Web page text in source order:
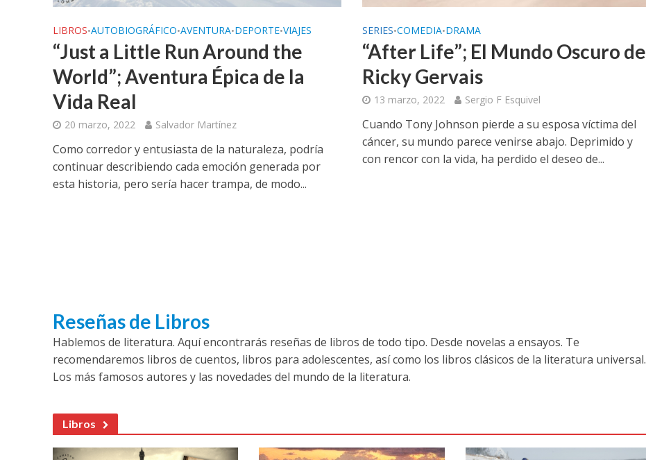
LIBROS•AUTOBIOGRÁFICO•AVENTURA•DEPORTE•VIAJES
“Just a Little Run Around the
World”; Aventura Épica de la
Vida Real
20 marzo, 2022 Salvador Martínez
Como corredor y entusiasta de la naturaleza, podría
continuar describiendo cada emoción generada por
esta historia, pero sería hacer trampa, de modo...
SERIES•COMEDIA•DRAMA
“After Life”; El Mundo Oscuro de
Ricky Gervais
13 marzo, 2022 Sergio F Esquivel
Cuando Tony Johnson pierde a su esposa víctima del
cáncer, su mundo parece venirse abajo. Deprimido y
con rencor con la vida, ha perdido el deseo de...
Reseñas de Libros
Hablemos de literatura. Aquí encontrarás reseñas de libros de todo tipo. Desde novelas a ensayos. Te
recomendaremos libros de cuentos, libros para adolescentes, así como los libros clásicos de la literatura universal.
Los más famosos autores y las novedades del mundo de la literatura.
Libros